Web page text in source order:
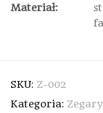
Materiał:
SKU: Z-002
Kategoria: Zegary